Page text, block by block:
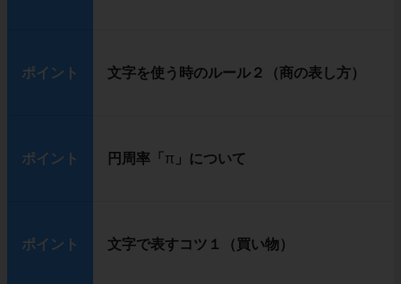
ポイント 文字を使う時のルール２（商の表し方）
ポイント 円周率「 π 」について
ポイント 文字で表すコツ１（買い物）